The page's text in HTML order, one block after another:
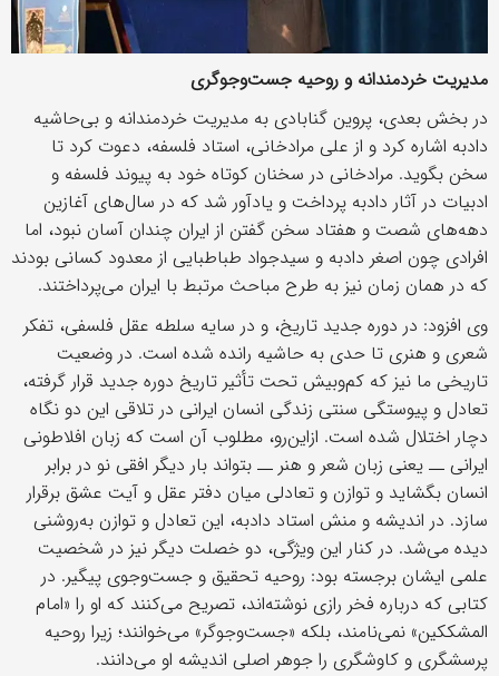
مدیریت خردمندانه و روحیه جست‌وجوگری
در بخش بعدی، پروین گنابادی به مدیریت خردمندانه و بی‌حاشیه
دادبه اشاره کرد و از علی مرادخانی، استاد فلسفه، دعوت کرد تا
سخن بگوید. مرادخانی در سخنان کوتاه خود به پیوند فلسفه و
ادبیات در آثار دادبه پرداخت و یادآور شد که در سال‌های آغازین
دهه‌های شصت و هفتاد سخن گفتن از ایران چندان آسان نبود، اما
افرادی چون اصغر دادبه و سیدجواد طباطبایی از معدود کسانی بودند
که در همان زمان نیز به طرح مباحث مرتبط با ایران می‌پرداختند.
وی افزود: در دوره جدید تاریخ، و در سایه سلطه عقل فلسفی، تفکر
شعری و هنری تا حدی به حاشیه رانده شده است. در وضعیت
تاریخی ما نیز که کم‌وبیش تحت تأثیر تاریخ دوره جدید قرار گرفته،
تعادل و پیوستگی سنتی زندگی انسان ایرانی در تلاقی این دو نگاه
دچار اختلال شده است. ازاین‌رو، مطلوب آن است که زبان افلاطونی
ایرانی ــ یعنی زبان شعر و هنر ــ بتواند بار دیگر افقی نو در برابر
انسان بگشاید و توازن و تعادلی میان دفتر عقل و آیت عشق برقرار
سازد. در اندیشه و منش استاد دادبه، این تعادل و توازن به‌روشنی
دیده می‌شد. در کنار این ویژگی، دو خصلت دیگر نیز در شخصیت
علمی ایشان برجسته بود: روحیه تحقیق و جست‌وجوی پیگیر. در
کتابی که درباره فخر رازی نوشته‌اند، تصریح می‌کنند که او را «امام
المشککین» نمی‌نامند، بلکه «جست‌وجوگر» می‌خوانند؛ زیرا روحیه
پرسشگری و کاوشگری را جوهر اصلی اندیشه او می‌دانند.